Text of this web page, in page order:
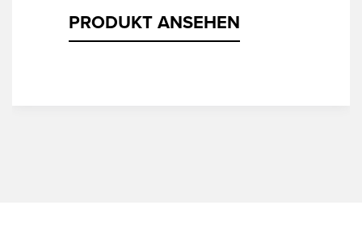
PRODUKT ANSEHEN